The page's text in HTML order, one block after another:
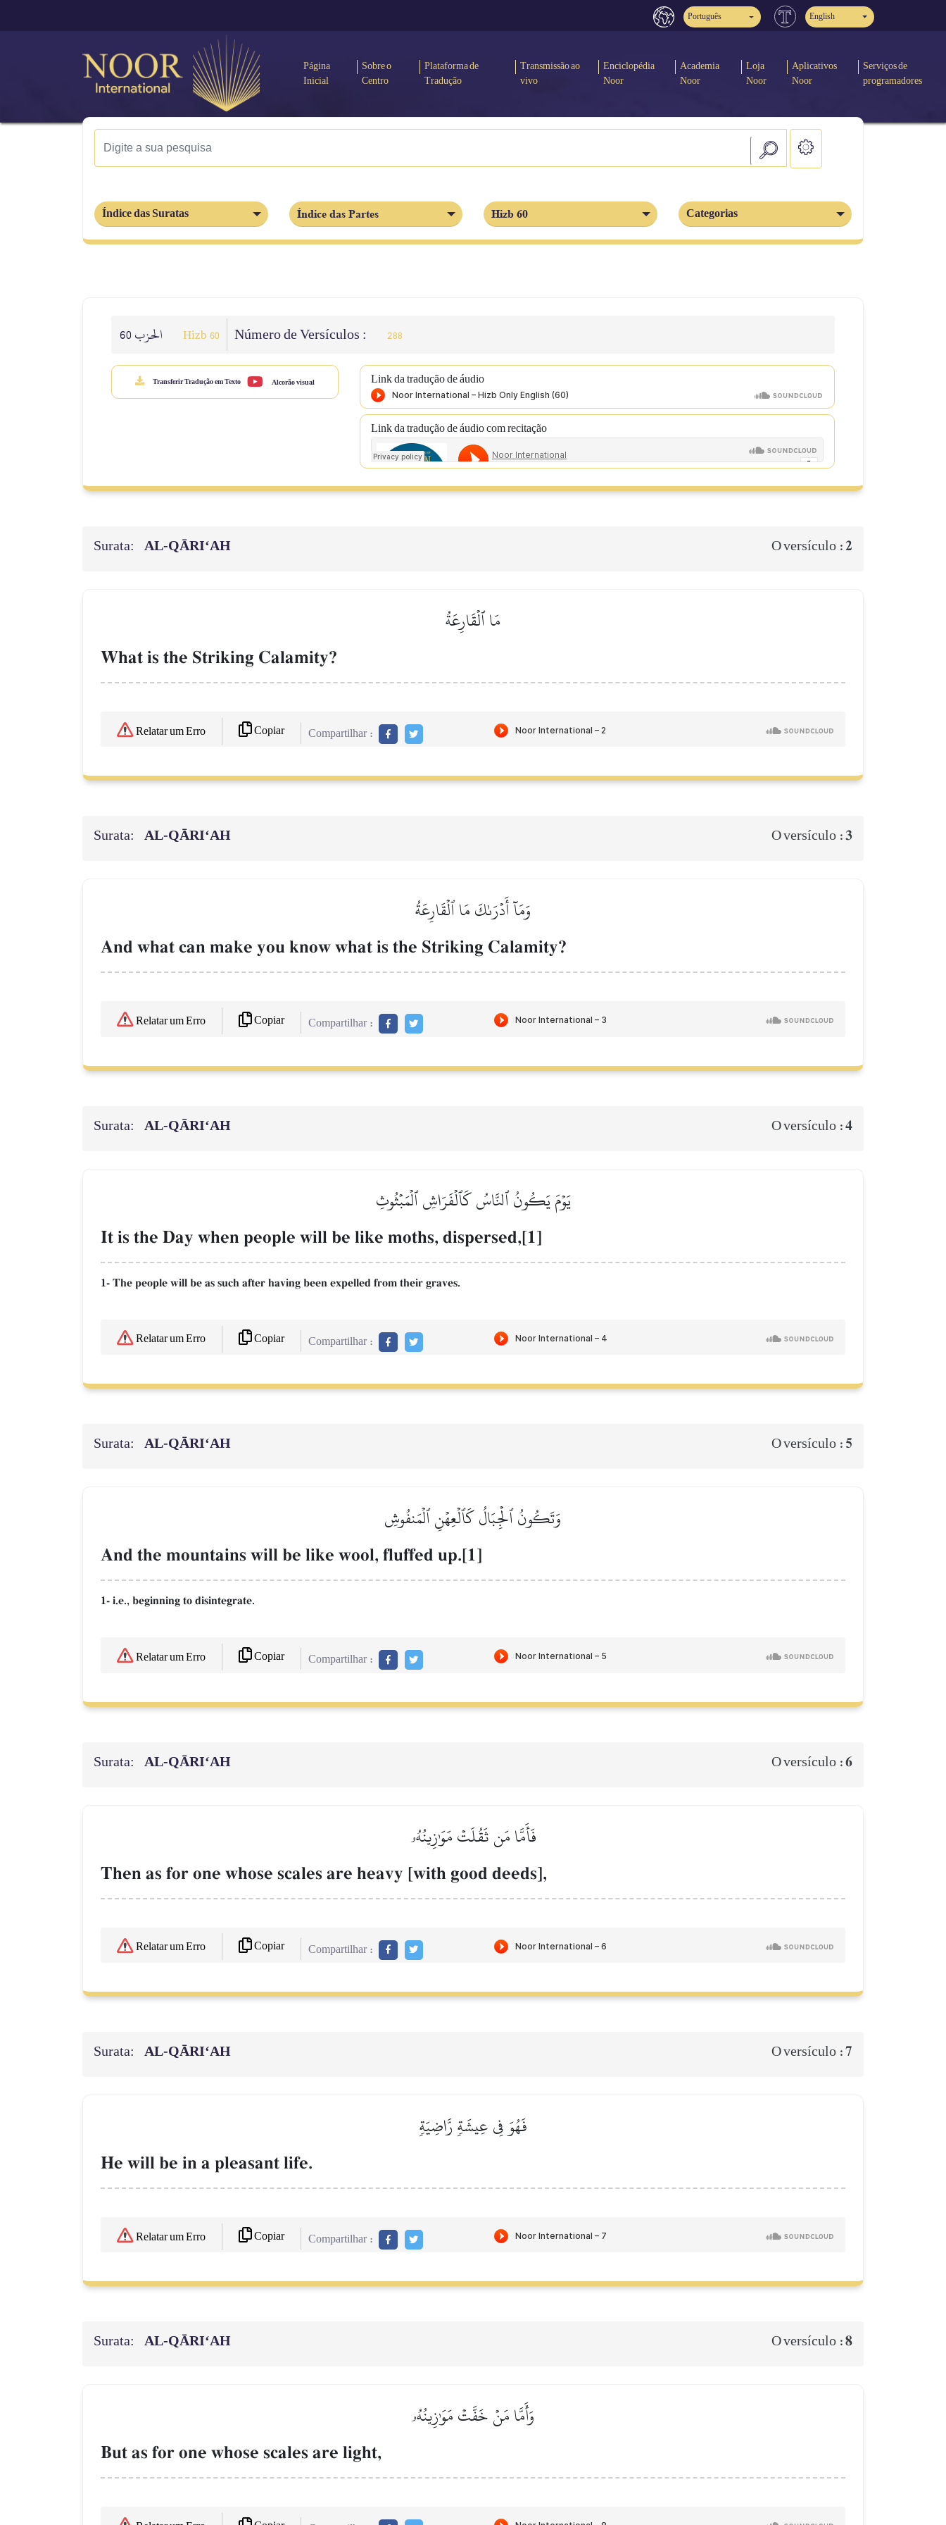
Português English
Página
Inicial
Sobre o
Centro
Plataforma de
Tradução
Transmissão ao
vivo
Enciclopédia
Noor
Academia
Noor
Loja
Noor
Aplicativos
Noor
Serviços de
programadores
Índice das Suratas Índice das Partes Hizb 60 Categorias
Hizb 60 Número de Versículos : 288
Transferir Tradução em Texto Alcorão visual Link da tradução de áudio
Link da tradução de áudio com recitação
Surata: AL‑QĀRI‘AH O versículo :2
مَا ٱلۡقَارِعَةُ
What is the Striking Calamity?
Relatar um Erro Copiar Compartilhar :
Surata: AL‑QĀRI‘AH O versículo :3
وَمَآ أَدۡرَىٰكَ مَا ٱلۡقَارِعَةُ
And what can make you know what is the Striking Calamity?
Relatar um Erro Copiar Compartilhar :
Surata: AL‑QĀRI‘AH O versículo :4
يَوۡمَ يَكُونُ ٱلنَّاسُ كَٱلۡفَرَاشِ ٱلۡمَبۡثُوثِ
It is the Day when people will be like moths, dispersed,[1]
1- The people will be as such after having been expelled from their graves.
Relatar um Erro Copiar Compartilhar :
Surata: AL‑QĀRI‘AH O versículo : 5
وَتَكُونُ ٱلۡجِبَالُ كَٱلۡعِهۡنِ ٱلۡمَنفُوشِ
And the mountains will be like wool, fluffed up.[1]
1- i.e., beginning to disintegrate.
Relatar um Erro Copiar Compartilhar :
Surata: AL‑QĀRI‘AH O versículo :6
فَأَمَّا مَن ثَقُلَتۡ مَوَٰزِينُهُۥ
Then as for one whose scales are heavy [with good deeds],
Relatar um Erro Copiar Compartilhar :
Surata: AL‑QĀRI‘AH O versículo :7
فَهُوَ فِي عِيشَةٖ رَّاضِيَةٖ
He will be in a pleasant life.
Relatar um Erro Copiar Compartilhar :
Surata: AL‑QĀRI‘AH O versículo :8
وَأَمَّا مَنۡ خَفَّتۡ مَوَٰزِينُهُۥ
But as for one whose scales are light,